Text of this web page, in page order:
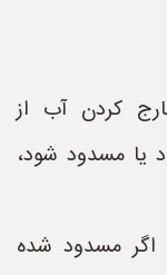
کردن آب از
مسدود شود،
مسدود شده